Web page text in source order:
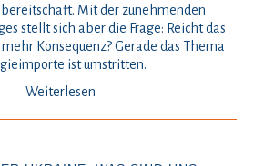
Mit der zunehmenden
stellt sich aber die Frage: Reicht das
Konsequenz? Gerade das Thema
ist umstritten.
Weiterlesen